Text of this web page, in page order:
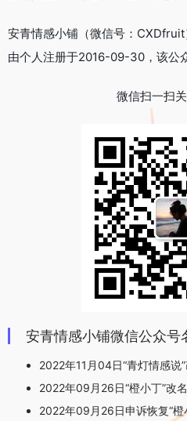
安青情感小铺（微信号：CXDfruit
由个人注册于2016-09-30，该公
微信扫一扫
安青情感小铺微信公众号
2022年11月04日“青灯情感说
2022年09月26日“橙小丁”改
2022年09月26日申诉恢复“橙